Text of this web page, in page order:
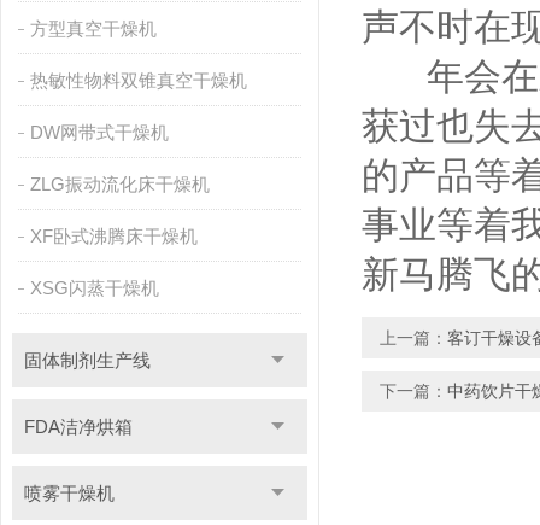
方型真空干燥机
热敏性物料双锥真空干燥机
DW网带式干燥机
ZLG振动流化床干燥机
XF卧式沸腾床干燥机
XSG闪蒸干燥机
固体制剂生产线
FDA洁净烘箱
喷雾干燥机
声不时在
年会在
获过也失
的产品等
事业等着
新马腾飞
上一篇： 客订干燥设
下一篇： 中药饮片干